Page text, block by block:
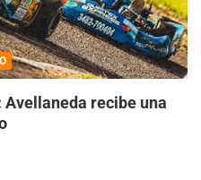
Avellaneda recibe una